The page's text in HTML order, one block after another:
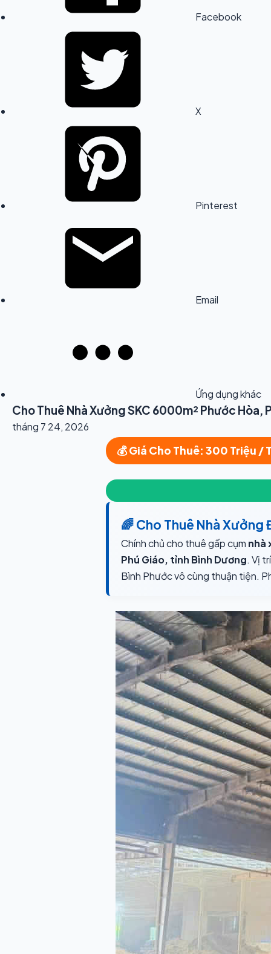
Facebook
X
Pinterest
Email
Ứng dụng khác
Cho Thuê Nhà Xưởng SKC 6000m² Phước
tháng 7 24, 2026
💰 Giá Cho Thuê: 300 Triệu /
🌈 Cho Thuê Nhà
Chính chủ cho thuê gấp cụm nhà
Phú Giáo, tỉnh Bình Dương. Vị
Bình Phước vô cùng thuận tiện.